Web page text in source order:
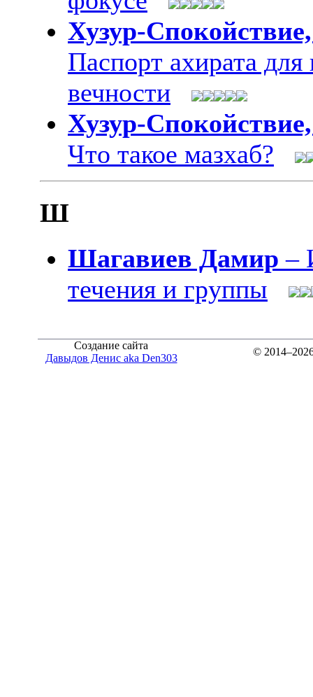
Хузур-
Паспорт ахирата для
вечности
Хузур-
Что такое мазхаб?
Ш
Шагавиев Дамир–
течения и группы
Создание сайта
Давыдов Денис aka Den303
©